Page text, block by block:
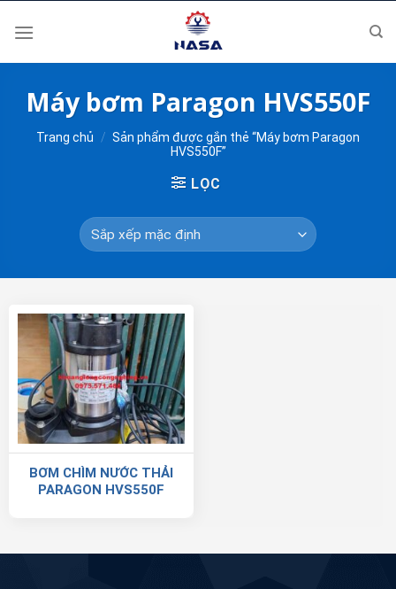
Máy bơm Paragon HVS550F
Trang chủ / Sản phẩm được gắn thẻ “Máy bơm Paragon
HVS550F”
LỌC
BƠM CHÌM NƯỚC THẢI
PARAGON HVS550F